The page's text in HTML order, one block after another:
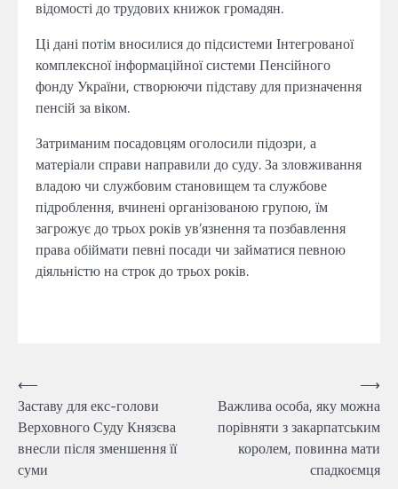
відомості до трудових книжок громадян.
Ці дані потім вносилися до підсистеми Інтегрованої
комплексної інформаційної системи Пенсійного
фонду України, створюючи підставу для призначення
пенсій за віком.
Затриманим посадовцям оголосили підозри, а
матеріали справи направили до суду. За зловживання
владою чи службовим становищем та службове
підроблення, вчинені організованою групою, їм
загрожує до трьох років ув’язнення та позбавлення
права обіймати певні посади чи займатися певною
діяльністю на строк до трьох років.
Навігація
записів
⟵
Заставу для екс-голови
Верховного Суду Князєва
внесли після зменшення її
суми
Важлива особа, яку можна
порівняти з закарпатським
королем, повинна мати
спадкоємця
⟶